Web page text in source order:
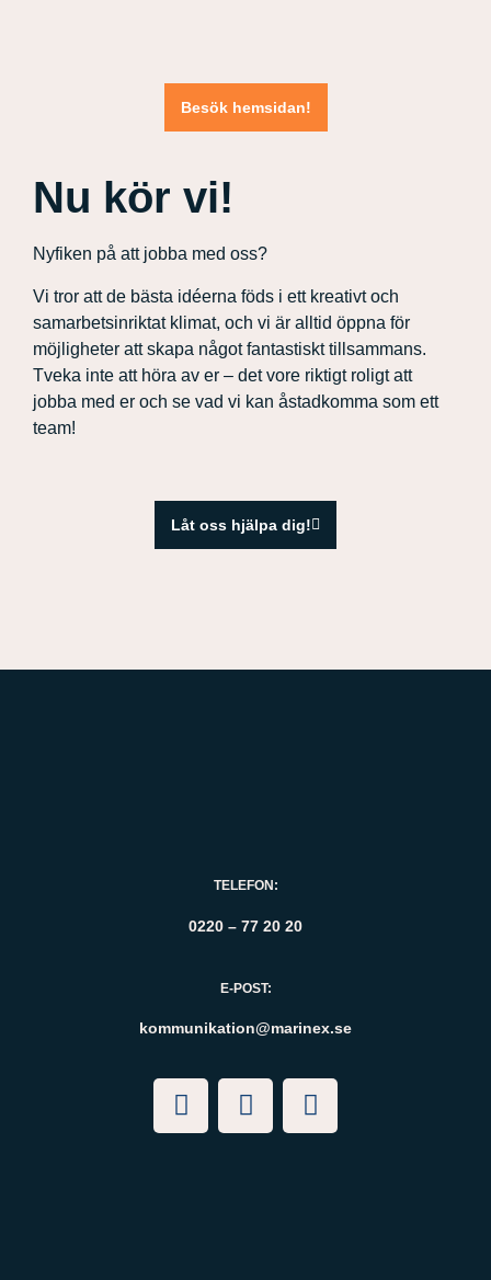
Besök hemsidan!
Nu kör vi!
Nyfiken på att jobba med oss?
Vi tror att de bästa idéerna föds i ett kreativt och
samarbetsinriktat klimat, och vi är alltid öppna för
möjligheter att skapa något fantastiskt tillsammans.
Tveka inte att höra av er – det vore riktigt roligt att
jobba med er och se vad vi kan åstadkomma som ett
team!
Låt oss hjälpa dig!
TELEFON:
0220 – 77 20 20
E-POST:
kommunikation@marinex.se